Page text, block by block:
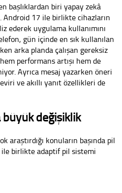
başlıklardan biri yapay zekâ
Android 17 ile birlikte cihazların
ederek uygulama kullanımını
gün içinde en sık kullanılan
arka planda çalışan gereksiz
performans artışı hem de
Ayrıca mesaj yazarken öneri
ve akıllı yanıt özellikleri de
büyük değişiklik
araştırdığı konuların başında pil
birlikte adaptif pil sistemi